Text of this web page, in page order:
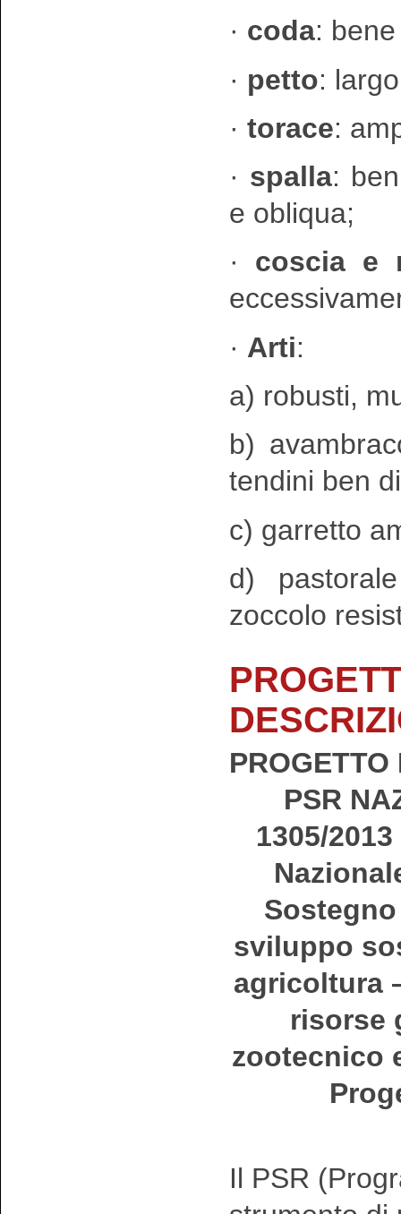
· coda:
· petto:
· torace:
· spalla:
e obliqua;
· coscia e
· Arti:
a) robusti,
b)
tendini ben
c) garretto
d)
zoccolo
PSR
1305/
sviluppo
agricoltura
risorse
zootecnico
Il PSR